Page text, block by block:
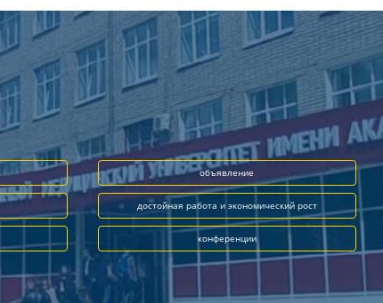
объявление
достойная работа и экономический рост
конференции